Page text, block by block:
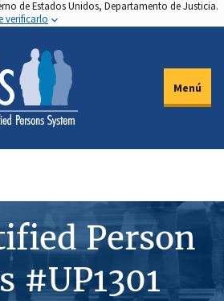
de Estados Unidos, Departamento de Justicia.
verificarlo
Menú
Person
#UP1301